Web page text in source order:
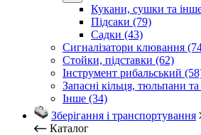
Кукани, сушки та
Підсаки (79)
Садки (43)
Сигналізатори клювання
Стойки, підставки (62)
Інструмент рибальський
Запасні кільця, тюльпани
Інше (34)
Зберігання і транспортування
Каталог